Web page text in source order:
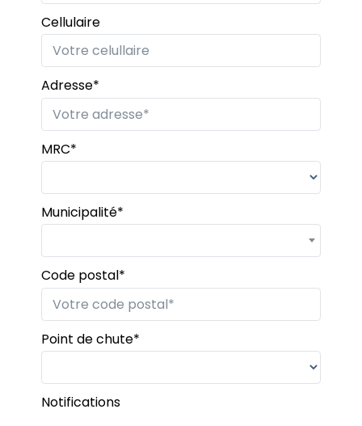
Cellulaire
Adresse*
MRC*
Municipalité*
Code postal*
Point de chute*
Notifications